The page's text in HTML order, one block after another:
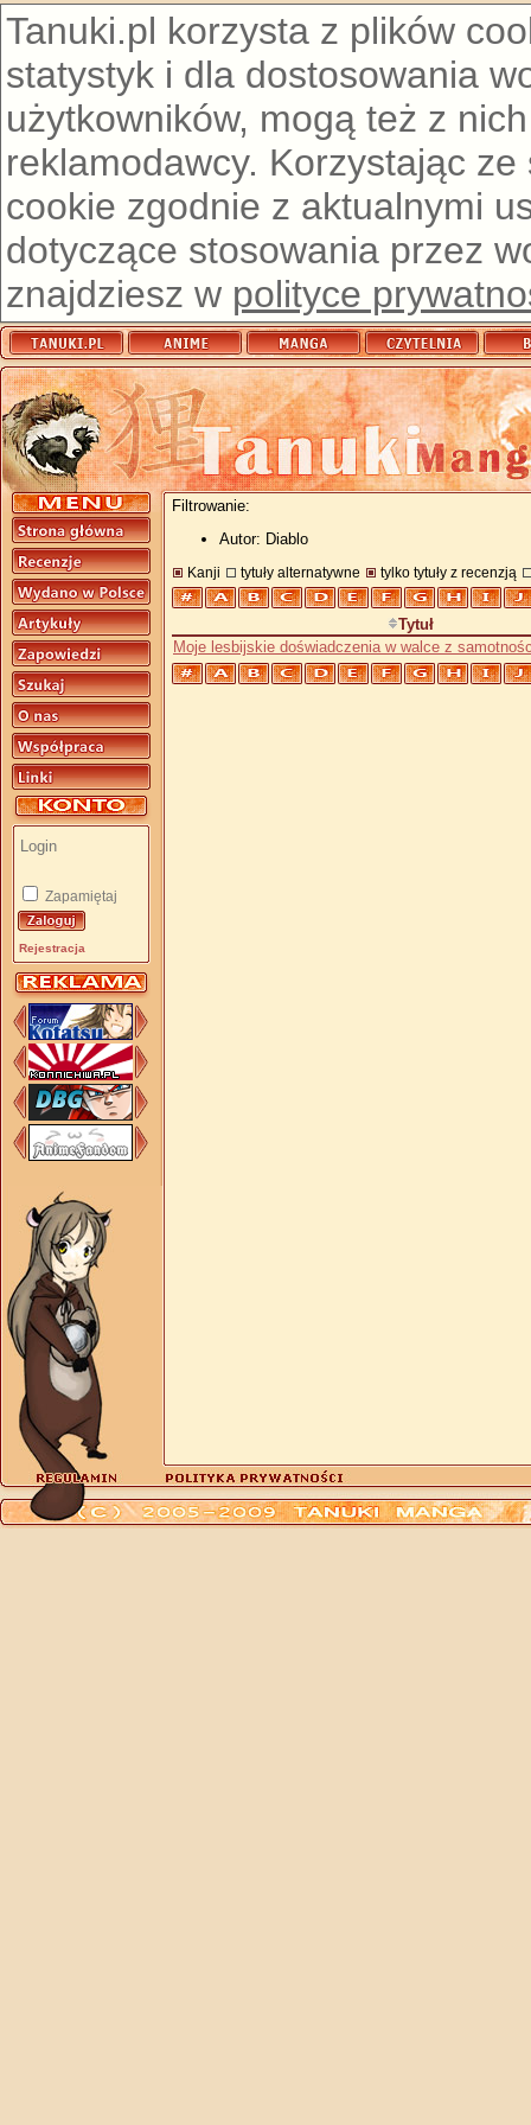
Tanuki.pl korzysta z plików
statystyk i dla dostosowania
użytkowników, mogą też z
reklamodawcy. Korzystając
cookie zgodnie z aktualnymi
dotyczące stosowania przez
znajdziesz w polityce
Zapamiętaj
Rejestracja
Filtrowanie:
Autor: Diablo
Kanji tytuły alternatywne tylko tytuły z recenzją
Tytuł
Moje lesbijskie doświadczenia w walce z